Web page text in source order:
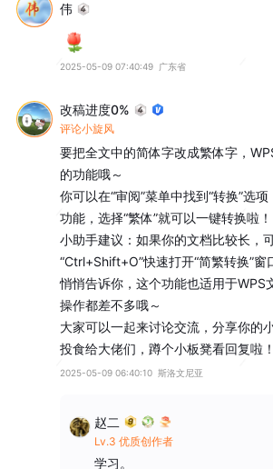
伟
2025-05-09 07:40:49 广东省
改稿进度0%
评论小旋风
要把全文中的简体字改成繁体字，
的功能哦～
你可以在“审阅”菜单中找到“转换”选
功能，选择“繁体”就可以一键转换啦！
小助手建议：如果你的文档比较长，
“Ctrl+Shift+O”快速打开“简繁转换”窗
悄悄告诉你，这个功能也适用于WPS
操作都差不多哦～
大家可以一起来讨论交流，分享你的
投食给大佬们，蹲个小板凳看回复啦！
2025-05-09 06:40:10 斯洛文尼亚
赵二
Lv.3 优质创作者
学习。